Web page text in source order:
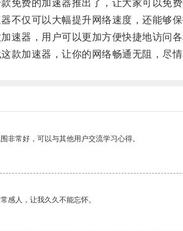
费的加速器推出了，让大家可以免费
仅可以大幅提升网络速度，还能够保
器，用户可以更加方便快捷地访问各
加速器，让你的网络畅通无阻，尽情
非常好，可以与其他用户交流学习心得。
感人，让我久久不能忘怀。